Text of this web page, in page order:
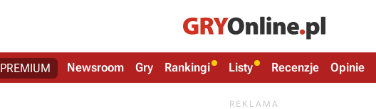
PREMIUM Newsroom Gry Rankingi Listy Recenzje Opinie